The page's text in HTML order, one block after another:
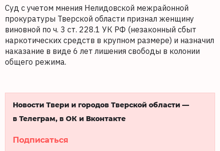
Суд с учетом мнения Нелидовской межрайонной
прокуратуры Тверской области признал женщину
виновной по ч. 3 ст. 228.1 УК РФ (незаконный сбыт
наркотических средств в крупном размере) и назначил
наказание в виде 6 лет лишения свободы в колонии
общего режима.
Новости Твери и городов Тверской области —
в Телеграм, в ОК и Вконтакте
Подписаться